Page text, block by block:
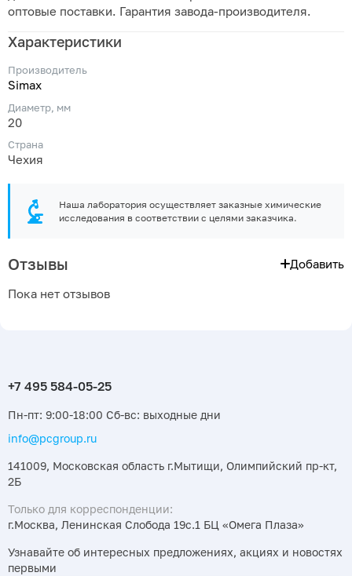
оптовые поставки. Гарантия завода-производителя.
Характеристики
Производитель
Simax
Диаметр, мм
20
Страна
Чехия
Наша лаборатория осуществляет заказные химические
исследования в соответствии с целями заказчика.
Отзывы Добавить
Пока нет отзывов
Пн-пт: 9:00-18:00 Сб-вс: выходные дни
info@pcgroup.ru
141009, Московская область г.Мытищи, Олимпийский пр-кт,
2Б
Только для корреспонденции:
г.Москва, Ленинская Слобода 19с.1 БЦ «Омега Плаза»
Узнавайте об интересных предложениях, акциях и новостях
первыми